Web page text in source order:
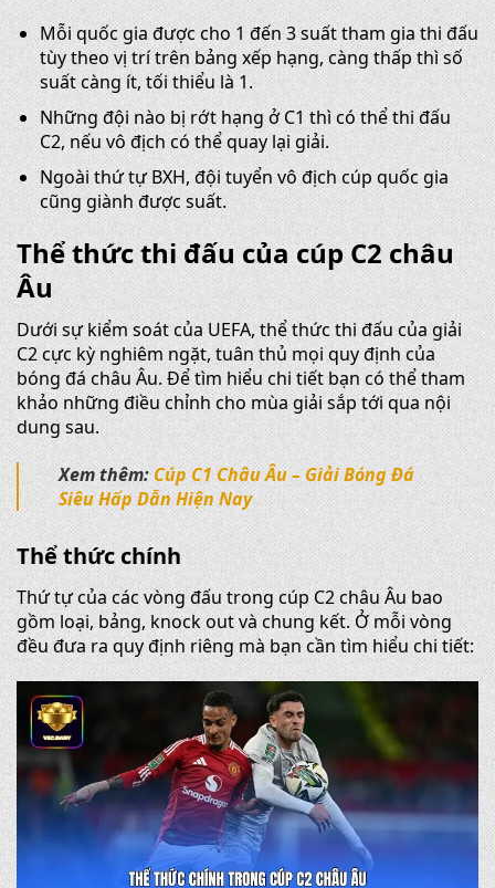
Mỗi quốc gia được cho 1 đến 3 suất tham gia thi đấu
tùy theo vị trí trên bảng xếp hạng, càng thấp thì số
suất càng ít, tối thiểu là 1.
Những đội nào bị rớt hạng ở C1 thì có thể thi đấu
C2, nếu vô địch có thể quay lại giải.
Ngoài thứ tự BXH, đội tuyển vô địch cúp quốc gia
cũng giành được suất.
Thể thức thi đấu của cúp C2 châu
Âu
Dưới sự kiểm soát của UEFA, thể thức thi đấu của giải
C2 cực kỳ nghiêm ngặt, tuân thủ mọi quy định của
bóng đá châu Âu. Để tìm hiểu chi tiết bạn có thể tham
khảo những điều chỉnh cho mùa giải sắp tới qua nội
dung sau.
Xem thêm:Cúp C1 Châu Âu – Giải Bóng Đá
Siêu Hấp Dẫn Hiện Nay
Thể thức chính
Thứ tự của các vòng đấu trong cúp C2 châu Âu bao
gồm loại, bảng, knock out và chung kết. Ở mỗi vòng
đều đưa ra quy định riêng mà bạn cần tìm hiểu chi tiết: